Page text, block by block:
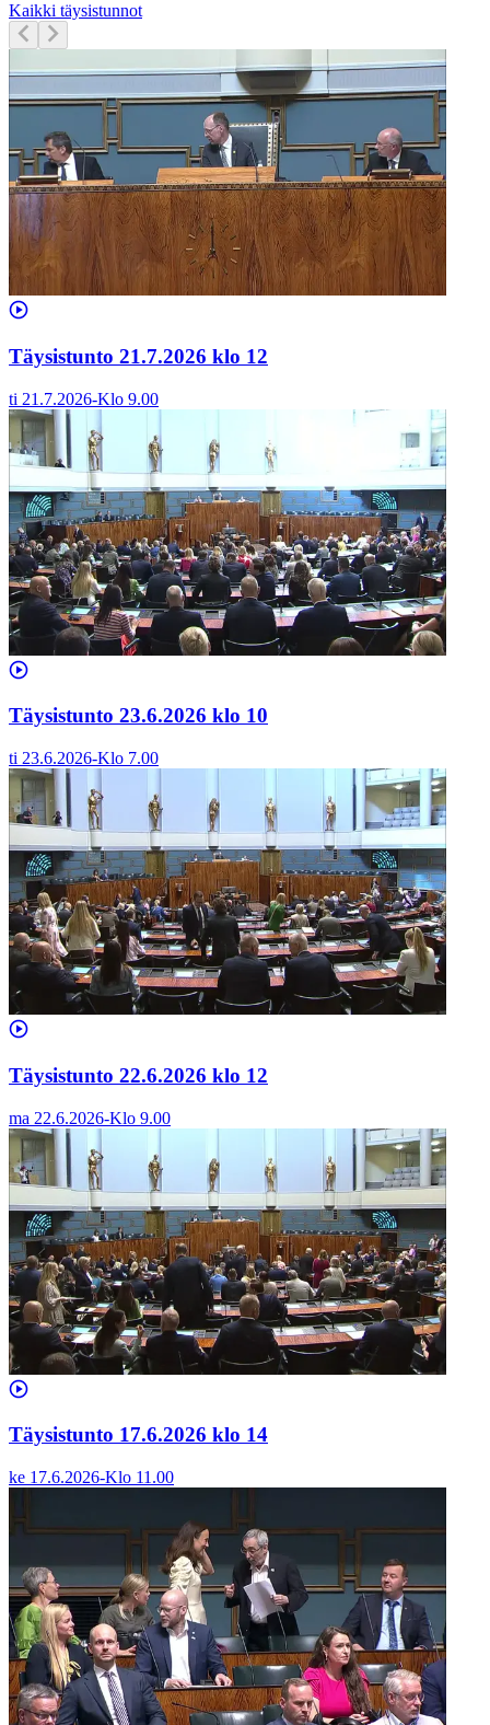
Kaikki täysistunnot
Täysistunto 21.7.2026 klo 12
ti 21.7.2026-Klo 9.00
Täysistunto 23.6.2026 klo 10
ti 23.6.2026-Klo 7.00
Täysistunto 22.6.2026 klo 12
ma 22.6.2026-Klo 9.00
Täysistunto 17.6.2026 klo 14
ke 17.6.2026-Klo 11.00